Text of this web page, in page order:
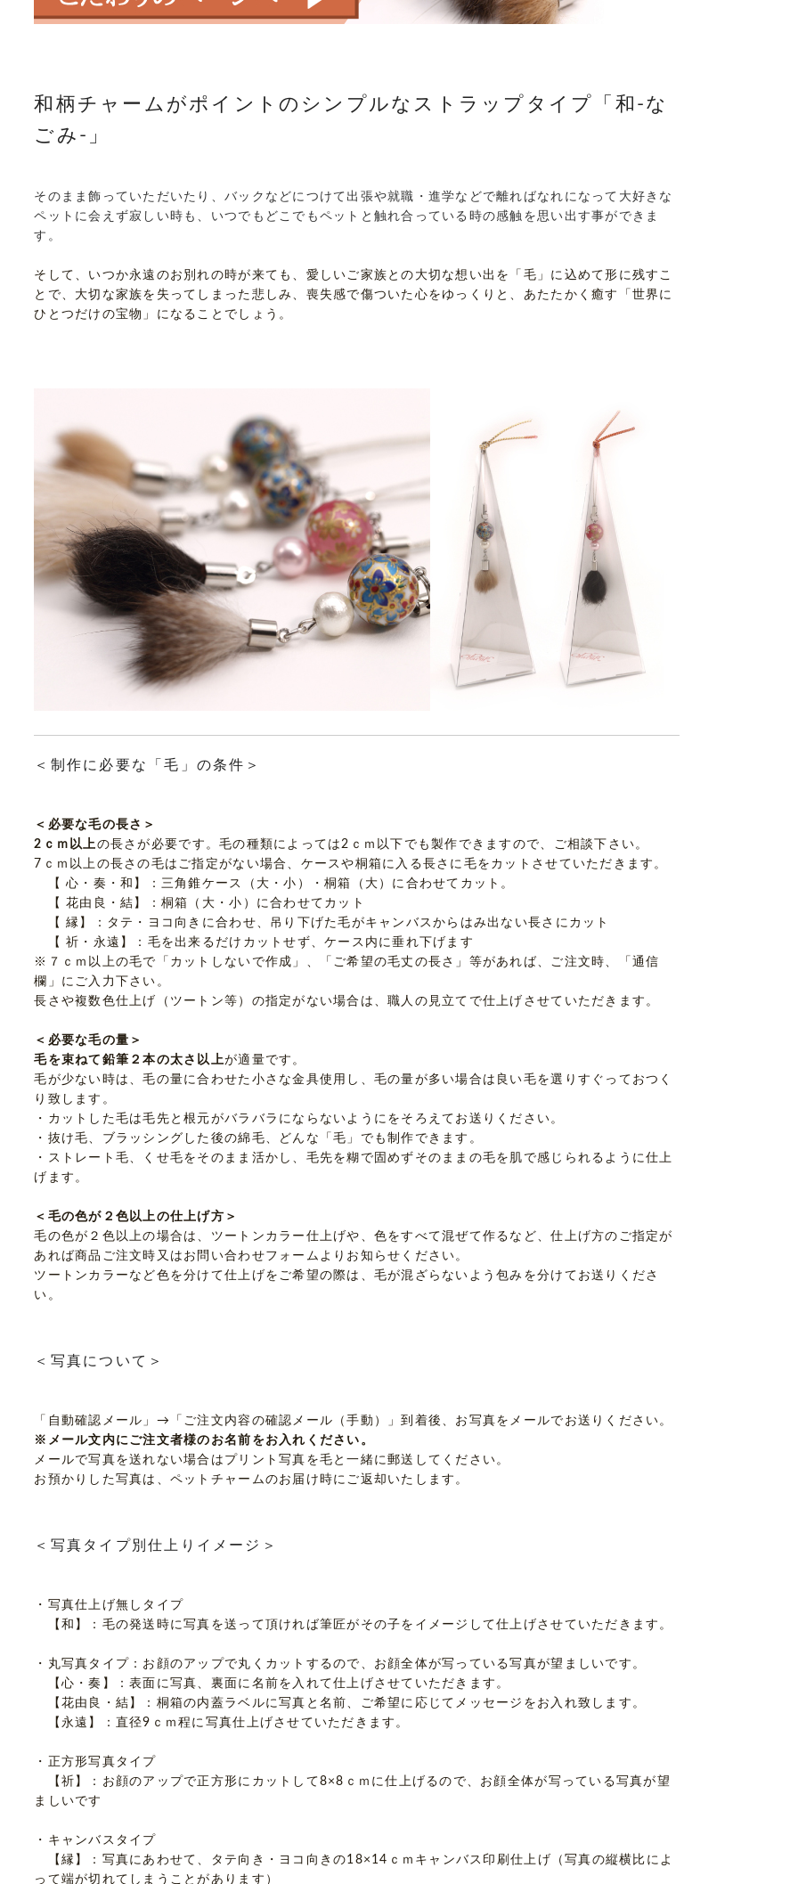
和柄チャームがポイントのシンプルなストラップタイプ「和-な
ごみ-」
そのまま飾っていただいたり、バックなどにつけて出張や就職・進学などで離ればなれになって大好きな
ペットに会えず寂しい時も、いつでもどこでもペットと触れ合っている時の感触を思い出す事ができま
す。
そして、いつか永遠のお別れの時が来ても、愛しいご家族との大切な想い出を「毛」に込めて形に残すこ
とで、大切な家族を失ってしまった悲しみ、喪失感で傷ついた心をゆっくりと、あたたかく癒す「世界に
ひとつだけの宝物」になることでしょう。
＜制作に必要な「毛」の条件＞
＜必要な毛の長さ＞
2ｃｍ以上 の長さが必要です。毛の種類によっては2ｃｍ以下でも製作できますので、ご相談下さい。
7ｃｍ以上の長さの毛はご指定がない場合、ケースや桐箱に入る長さに毛をカットさせていただきます。
【 心・奏・和】：三角錐ケース（大・小）・桐箱（大）に合わせてカット。
【 花由良・結】：桐箱（大・小）に合わせてカット
【 縁】：タテ・ヨコ向きに合わせ、吊り下げた毛がキャンバスからはみ出ない長さにカット
【 祈・永遠】：毛を出来るだけカットせず、ケース内に垂れ下げます
※７ｃｍ以上の毛で「カットしないで作成」、「ご希望の毛丈の長さ」等があれば、ご注文時、「通信
欄」にご入力下さい。
長さや複数色仕上げ（ツートン等）の指定がない場合は、職人の見立てで仕上げさせていただきます。
＜必要な毛の量＞
毛を束ねて鉛筆２本の太さ以上が適量です。
毛が少ない時は、毛の量に合わせた小さな金具使用し、毛の量が多い場合は良い毛を選りすぐっておつく
り致します。
・カットした毛は毛先と根元がバラバラにならないようにをそろえてお送りください。
・抜け毛、ブラッシングした後の綿毛、どんな「毛」でも制作できます。
・ストレート毛、くせ毛をそのまま活かし、毛先を糊で固めずそのままの毛を肌で感じられるように仕上
げます。
＜毛の色が２色以上の仕上げ方＞
毛の色が２色以上の場合は、ツートンカラー仕上げや、色をすべて混ぜて作るなど、仕上げ方のご指定が
あれば商品ご注文時又はお問い合わせフォームよりお知らせください。
ツートンカラーなど色を分けて仕上げをご希望の際は、毛が混ざらないよう包みを分けてお送りくださ
い。
＜写真について＞
「自動確認メール」→「ご注文内容の確認メール（手動）」到着後、お写真をメールでお送りください。
※メール文内にご注文者様のお名前をお入れください。
メールで写真を送れない場合はプリント写真を毛と一緒に郵送してください。
お預かりした写真は、ペットチャームのお届け時にご返却いたします。
＜写真タイプ別仕上りイメージ＞
・写真仕上げ無しタイプ
【和】：毛の発送時に写真を送って頂ければ筆匠がその子をイメージして仕上げさせていただきます。
・丸写真タイプ：お顔のアップで丸くカットするので、お顔全体が写っている写真が望ましいです。
【心・奏】：表面に写真、裏面に名前を入れて仕上げさせていただきます。
【花由良・結】：桐箱の内蓋ラベルに写真と名前、ご希望に応じてメッセージをお入れ致します。
【永遠】：直径9ｃｍ程に写真仕上げさせていただきます。
・正方形写真タイプ
【祈】：お顔のアップで正方形にカットして8×8ｃｍに仕上げるので、お顔全体が写っている写真が望
ましいです
・キャンバスタイプ
【縁】：写真にあわせて、タテ向き・ヨコ向きの18×14ｃｍキャンバス印刷仕上げ（写真の縦横比によ
って端が切れてしまうことがあります）